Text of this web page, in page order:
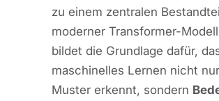
zu einem zentralen
moderner Transformer-
bildet die Grundlage dafür,
maschinelles Lernen nicht nur
Muster erkennt, sondern